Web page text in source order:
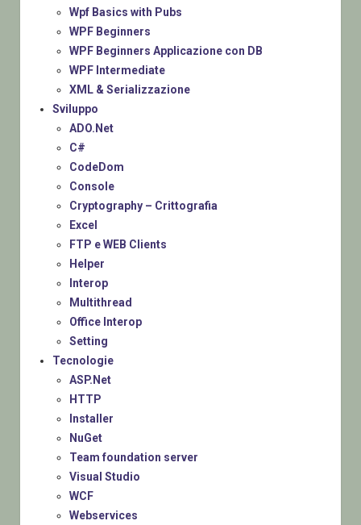
Wpf Basics with Pubs
WPF Beginners
WPF Beginners Applicazione con DB
WPF Intermediate
XML & Serializzazione
Sviluppo
ADO.Net
C#
CodeDom
Console
Cryptography – Crittografia
Excel
FTP e WEB Clients
Helper
Interop
Multithread
Office Interop
Setting
Tecnologie
ASP.Net
HTTP
Installer
NuGet
Team foundation server
Visual Studio
WCF
Webservices